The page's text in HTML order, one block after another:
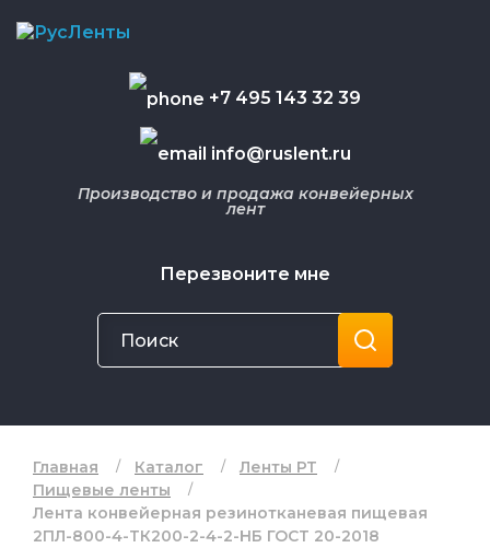
+7 495 143 32 39
info@ruslent.ru
Перезвоните мне
Производство и продажа конвейерных
лент
Главная Каталог
Ленты РТ
Пищевые ленты
Лента конвейерная резинотканевая пищевая
2ПЛ-800-4-ТК200-2-4-2-НБ ГОСТ 20-2018